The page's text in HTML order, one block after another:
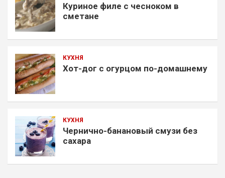
Куриное филе с чесноком в
сметане
КУХНЯ
Хот-дог с огурцом по-домашнему
КУХНЯ
Чернично-банановый смузи без
сахара